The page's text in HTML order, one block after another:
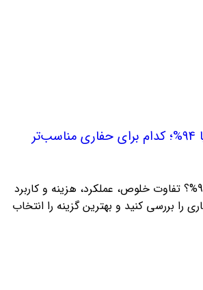
کلرید کلسیم 77% یا 94%؛ کدام برای حفاری مناسب‌تر
کلرید کلسیم 77% یا 94%؟ تفاوت خلوص، عملکرد، هزینه و کاربرد
را بررسی کنید و بهترین گزینه را انتخاب